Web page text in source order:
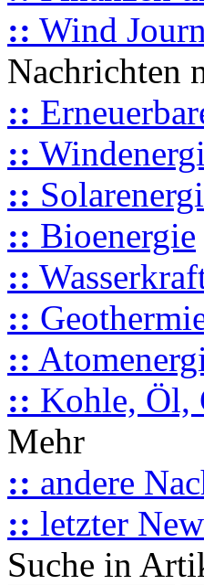
:: Wind
Nachrichten
::
::
::
:: Bioenergie
::
::
::
:: Kohle, Öl,
Mehr
:: andere
:: letzter
Suche in